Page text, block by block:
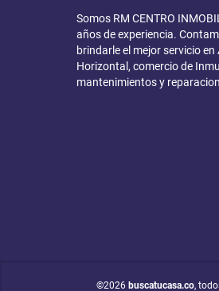
Somos RM CENTRO
años de experiencia.
brindarle el mejor servicio
Horizontal, comercio de
mantenimientos y
©2026 buscatucasa.co,